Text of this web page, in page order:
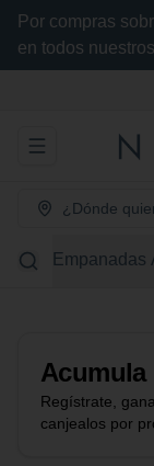
Por compras
en todos
Abrir menu de
¿Dónde
Empanadas
Acumula
Regístrate,
canjealos por